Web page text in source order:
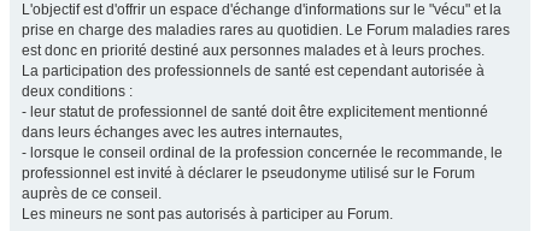
L'objectif est d'offrir un espace d'échange d'informations sur le "vécu" et la
prise en charge des maladies rares au quotidien. Le Forum maladies rares
est donc en priorité destiné aux personnes malades et à leurs proches.
La participation des professionnels de santé est cependant autorisée à
deux conditions :
- leur statut de professionnel de santé doit être explicitement mentionné
dans leurs échanges avec les autres internautes,
- lorsque le conseil ordinal de la profession concernée le recommande, le
professionnel est invité à déclarer le pseudonyme utilisé sur le Forum
auprès de ce conseil.
Les mineurs ne sont pas autorisés à participer au Forum.